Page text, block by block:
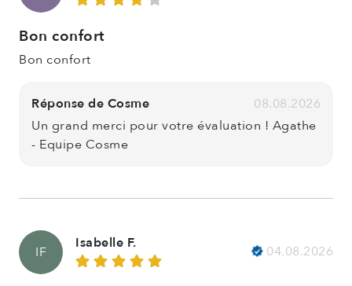
Bon confort
Bon confort
Réponse de Cosme
08.08.2026
Un grand merci pour votre évaluation ! Agathe
- Equipe Cosme
IF
Isabelle F.
04.08.2026